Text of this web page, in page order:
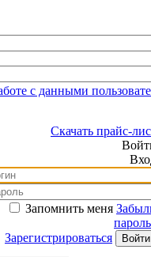
с данными
Скачать прайс-лист
Войти
Вход
Запомнить меня Забыли
пароль?
Зарегистрироваться